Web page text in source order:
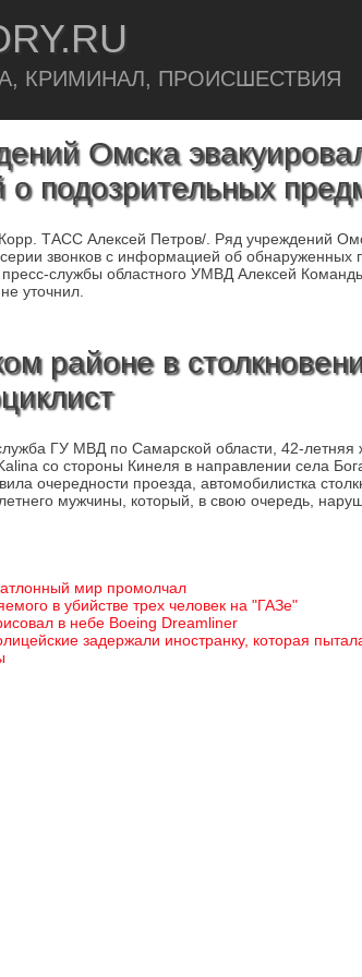
КРИМИНАЛ, ПРОИСШЕСТВИЯ
Омска
подозрительных
ТАСС Алексей Петров/. Ряд учреждений
звонков с информацией об обнаруженных
службы областного УМВД Алексей
уточнил.
районе в
ГУ МВД по Самарской области, 42-летняя
со стороны Кинеля в направлении села
очередности проезда, автомобилистка
мужчины, который, в свою очередь,
мир промолчал
в убийстве трех человек на "ГАЗе"
в небе Boeing Dreamliner
задержали иностранку, которая